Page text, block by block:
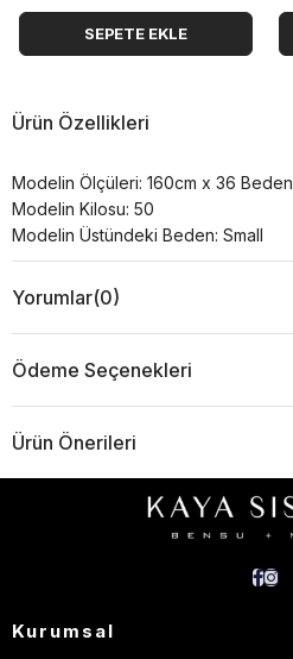
SEPETE EKLE
Ürün Özellikleri
Modelin Ölçüleri: 160cm x 36 Beden
Modelin Kilosu: 50
Modelin Üstündeki Beden: Small
Yorumlar(0)
Ödeme Seçenekleri
Ürün Önerileri
Kurumsal